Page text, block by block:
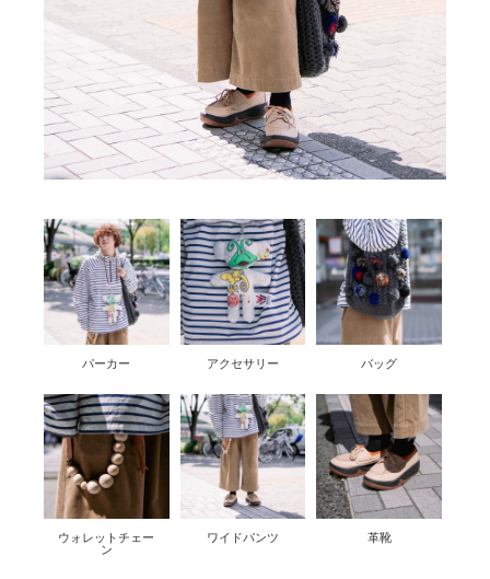
パーカー アクセサリー バッグ
ウォレットチェー
ン
ワイドパンツ 革靴